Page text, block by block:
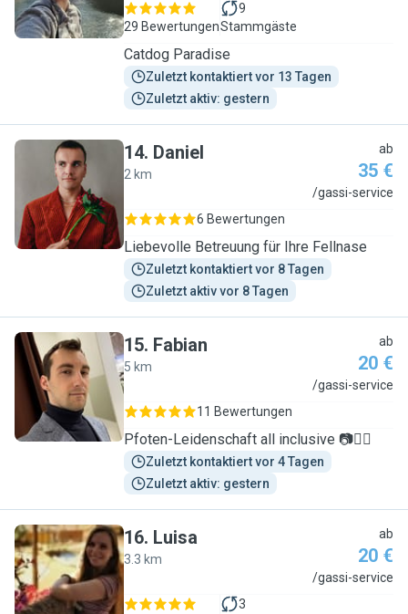
29 Bewertungen
9
Stammgäste
Catdog Paradise
Zuletzt kontaktiert vor 13 Tagen
Zuletzt aktiv: gestern
D
14. Daniel
2 km
ab
35 €
/gassi-service
6 Bewertungen
Liebevolle Betreuung für Ihre Fellnase
Zuletzt kontaktiert vor 8 Tagen
Zuletzt aktiv vor 8 Tagen
F
15. Fabian
5 km
ab
20 €
/gassi-service
11 Bewertungen
Pfoten-Leidenschaft all inclusive 📷🐕‍🦺
Zuletzt kontaktiert vor 4 Tagen
Zuletzt aktiv: gestern
L
16. Luisa
3.3 km
ab
20 €
/gassi-service
3